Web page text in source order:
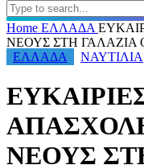
Home ΕΛΛΑΔΑ
ΝΕΟΥΣ ΣΤΗ ΓΑΛΑΖΙΑ
ΕΛΛΑΔΑ
ΝΑΥΤΙΛΙΑ
ΝΕΟΥΣ